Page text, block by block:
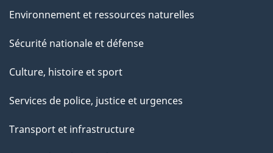
Environnement et ressources naturelles
Sécurité nationale et défense
Culture, histoire et sport
Services de police, justice et urgences
Transport et infrastructure